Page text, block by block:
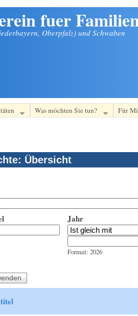
fuer
Oberpfalz) und Schwaben
Was möchten Sie tun? Für
Übersicht
Jahr
Format: 2026